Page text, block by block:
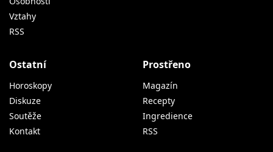
Vztahy
RSS
Ostatní
Horoskopy
Diskuze
Soutěže
Kontakt
Prostřeno
Magazín
Recepty
Ingredience
RSS